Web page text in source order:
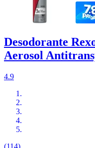
Desodorante
Aerosol
4.9
(114)